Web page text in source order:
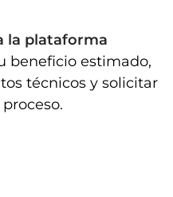
la plataforma
beneficio estimado,
técnicos y solicitar